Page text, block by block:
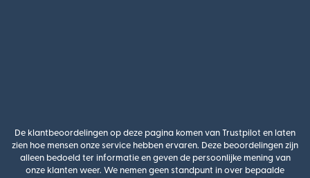
De klantbeoordelingen op deze pagina komen van Trustpilot en laten
zien hoe mensen onze service hebben ervaren. Deze beoordelingen zijn
alleen bedoeld ter informatie en geven de persoonlijke mening van
onze klanten weer. We nemen geen standpunt in over bepaalde